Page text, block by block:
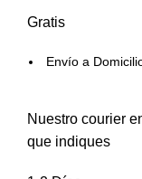
Gratis
Envío a
Nuestro courier
que indiques